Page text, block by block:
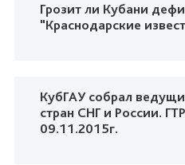
Грозит ли Кубани
"Краснодарские
КубГАУ собрал
стран СНГ и России.
09.11.2015г.